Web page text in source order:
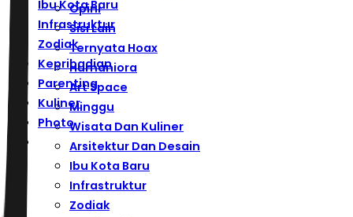
Ibu Kota Baru
Infrastruktur
Zodiak
Kepribadian
Parenting
Kuliner
Photo
Opini
Sisi Lain
Ternyata Hoax
Humaniora
Art Space
Minggu
Wisata Dan Kuliner
Arsitektur Dan Desain
Ibu Kota Baru
Infrastruktur
Zodiak